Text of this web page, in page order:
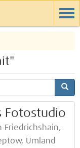
Fotostudio
Friedrichshain,
Umland